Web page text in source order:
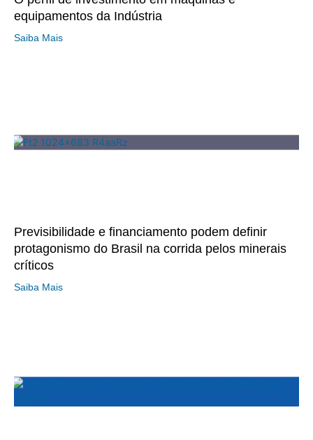
equipamentos da Indústria
Saiba Mais
Previsibilidade e financiamento podem definir
protagonismo do Brasil na corrida pelos minerais
críticos
Saiba Mais